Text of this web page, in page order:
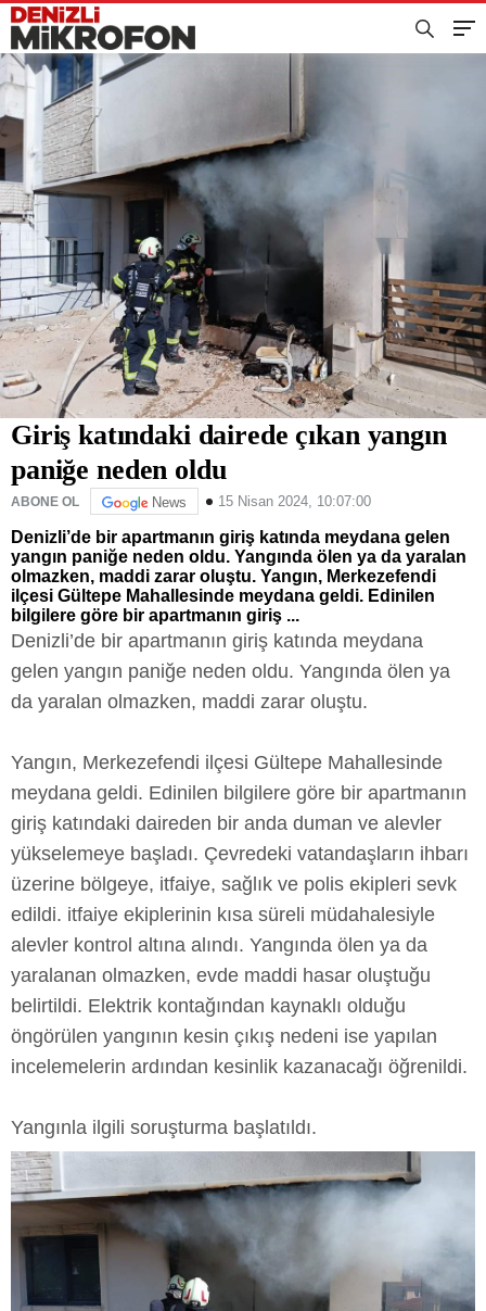
Giriş katındaki dairede çıkan yangın
paniğe neden oldu
ABONE OL News 15 Nisan 2024, 10:07:00
Denizli’de bir apartmanın giriş katında meydana gelen
yangın paniğe neden oldu. Yangında ölen ya da yaralan
olmazken, maddi zarar oluştu. Yangın, Merkezefendi
ilçesi Gültepe Mahallesinde meydana geldi. Edinilen
bilgilere göre bir apartmanın giriş ...
Denizli’de bir apartmanın giriş katında meydana
gelen yangın paniğe neden oldu. Yangında ölen ya
da yaralan olmazken, maddi zarar oluştu.
Yangın, Merkezefendi ilçesi Gültepe Mahallesinde
meydana geldi. Edinilen bilgilere göre bir apartmanın
giriş katındaki daireden bir anda duman ve alevler
yükselemeye başladı. Çevredeki vatandaşların ihbarı
üzerine bölgeye, itfaiye, sağlık ve polis ekipleri sevk
edildi. itfaiye ekiplerinin kısa süreli müdahalesiyle
alevler kontrol altına alındı. Yangında ölen ya da
yaralanan olmazken, evde maddi hasar oluştuğu
belirtildi. Elektrik kontağından kaynaklı olduğu
öngörülen yangının kesin çıkış nedeni ise yapılan
incelemelerin ardından kesinlik kazanacağı öğrenildi.
Yangınla ilgili soruşturma başlatıldı.